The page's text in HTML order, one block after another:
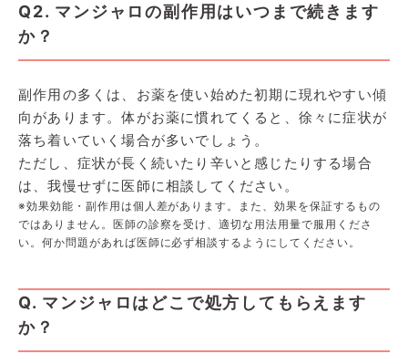
Q2. マンジャロの副作用はいつまで続きます
か？
副作用の多くは、お薬を使い始めた初期に現れやすい傾
向があります。体がお薬に慣れてくると、徐々に症状が
落ち着いていく場合が多いでしょう。
ただし、症状が長く続いたり辛いと感じたりする場合
は、我慢せずに医師に相談してください。
※効果効能・副作用は個人差があります。また、効果を保証するもの
ではありません。医師の診察を受け、適切な用法用量で服用くださ
い。何か問題があれば医師に必ず相談するようにしてください。
Q. マンジャロはどこで処方してもらえます
か？